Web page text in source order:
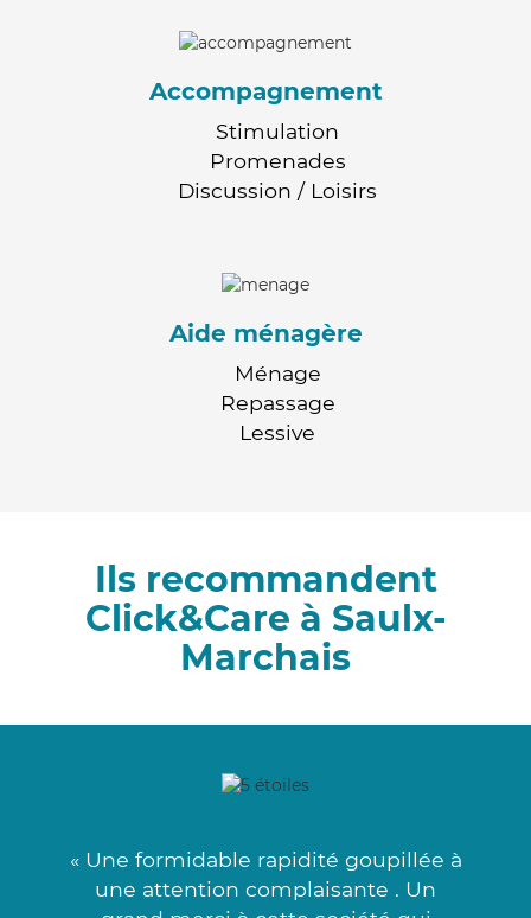
Accompagnement
Stimulation
Promenades
Discussion / Loisirs
Aide ménagère
Ménage
Repassage
Lessive
Ils recommandent
Click&Care à Saulx-
Marchais
« Une formidable rapidité goupillée à
une attention complaisante . Un